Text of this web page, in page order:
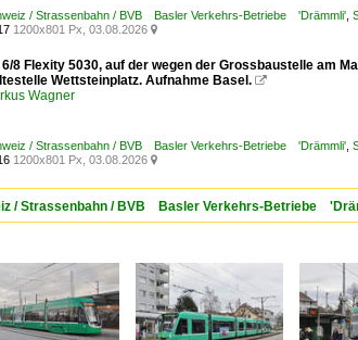
/ Strassenbahn / BVB Basler Verkehrs-Betriebe 'Drämmli'
1200x801 Px, 03.08.2026 
6/8 Flexity 5030, auf der wegen der Grossbaustelle am
Wettsteinplatz. Aufnahme Basel. 
Wagner
/ Strassenbahn / BVB Basler Verkehrs-Betriebe 'Drämmli'
1200x801 Px, 03.08.2026 
/ Strassenbahn / BVB Basler Verkehrs-Betriebe